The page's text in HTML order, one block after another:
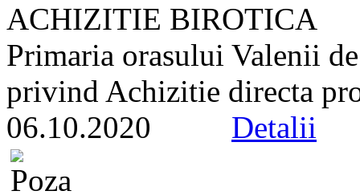
ACHIZITIE BIROTICA
Primaria orasului Valenii
privind Achizitie directa
06.10.2020 Detalii